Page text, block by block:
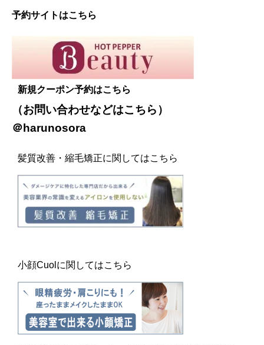
予約サイトはこちら
新規クーポン予約はこちら
（お問い合わせなどはこちら ）
＠harunosora
髪質改善・縮毛矯正に関してはこちら
小顔Cuolに関してはこちら